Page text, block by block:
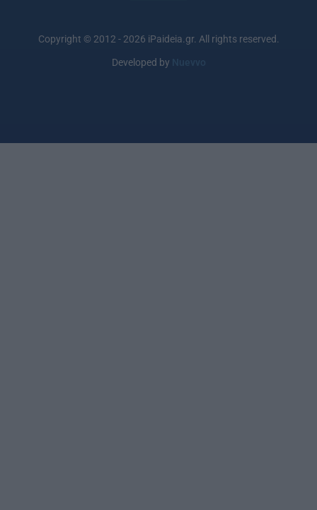
Copyright © 2012 - 2026 iPaideia.gr. All rights reserved.
Developed by